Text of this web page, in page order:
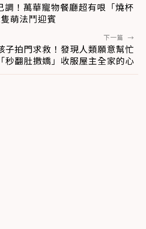
調！萬華寵物餐廳超有哏「燒杯
萌法鬥迎賓
下一篇 →
子拍門求救！發現人類願意幫忙
「秒翻肚撒嬌」收服屋主全家的心